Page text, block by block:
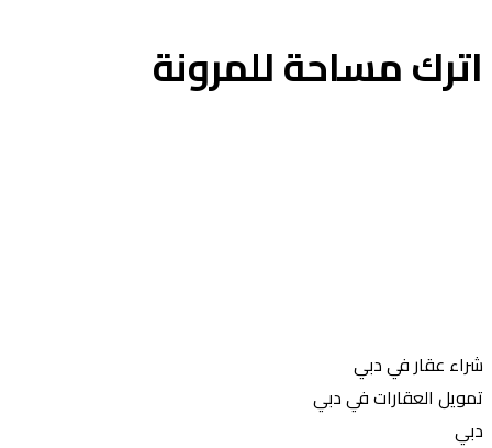
مساحة للمرونة
عقار في دبي
العقارات في دبي